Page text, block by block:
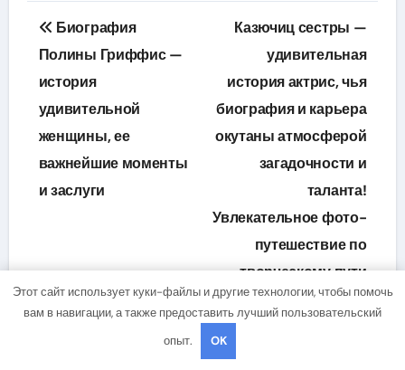
Навигация
по
записям
Биография
Полины Гриффис —
история
удивительной
женщины, ее
важнейшие моменты
и заслуги
Казючиц сестры —
удивительная
история актрис, чья
биография и карьера
окутаны атмосферой
загадочности и
таланта!
Увлекательное фото-
путешествие по
творческому пути
выдающихся
представительниц
Этот сайт использует куки-файлы и другие технологии, чтобы помочь
вам в навигации, а также предоставить лучший пользовательский
опыт.
OK